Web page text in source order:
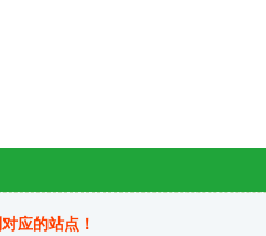
应的站点！